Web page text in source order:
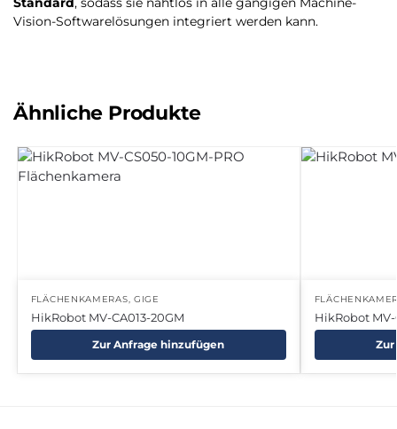
Vision-Softwarelösungen integriert werden kann.
Ähnliche Produkte
FLÄCHENKAMERAS GIGE
HikRobot MV-CA013-20GM
Zur Anfrage hinzufügen
HikRobot MV-